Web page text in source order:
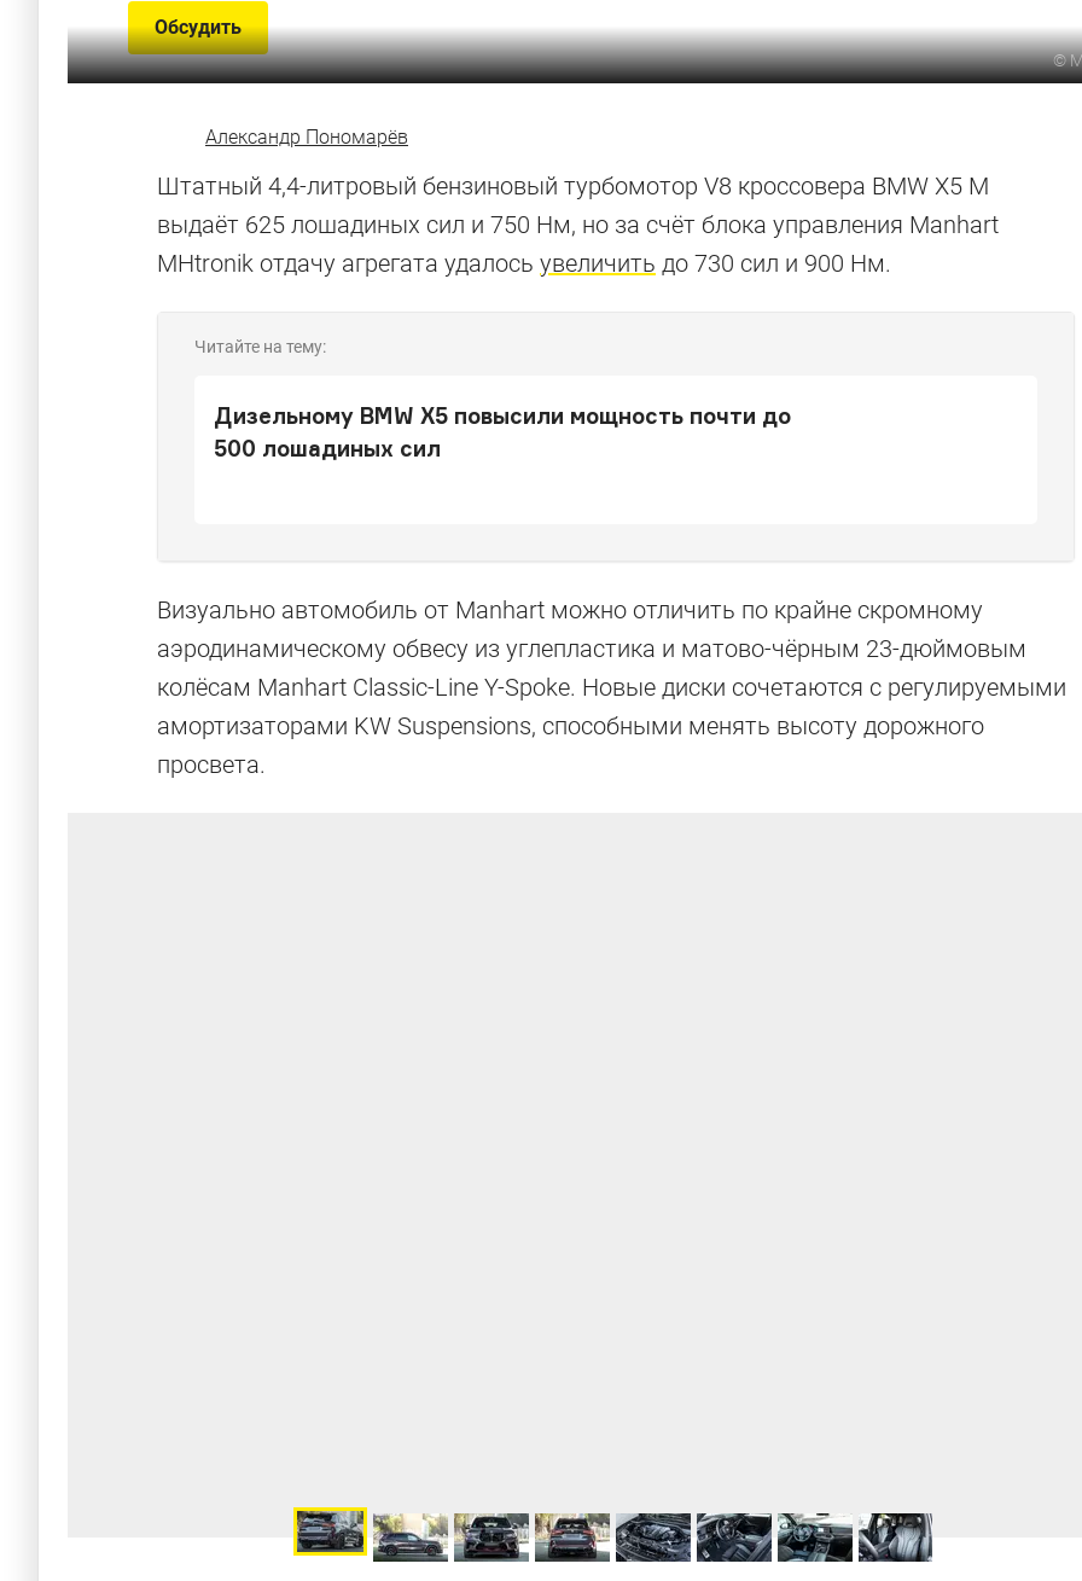
Обсудить
©
Александр Пономарёв
Штатный 4,4-литровый бензиновый турбомотор V8 кроссовера BMW X5 M
выдаёт 625 лошадиных сил и 750 Нм, но за счёт блока управления Manhart
MHtronik отдачу агрегата удалось увеличить до 730 сил и 900 Нм.
Читайте на тему:
Дизельному BMW X5 повысили мощность почти до
500 лошадиных сил
Визуально автомобиль от Manhart можно отличить по крайне скромному
аэродинамическому обвесу из углепластика и матово-чёрным 23-дюймовым
колёсам Manhart Classic-Line Y-Spoke. Новые диски сочетаются с регулируемыми
амортизаторами KW Suspensions, способными менять высоту дорожного
просвета.